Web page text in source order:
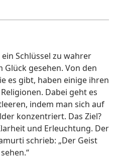
Schlüssel zu wahrer
gesehen. Von den
es gibt, haben einige ihren
Dabei geht es
indem man sich auf
konzentriert. Das Ziel?
und Erleuchtung. Der
schrieb: „Der Geist